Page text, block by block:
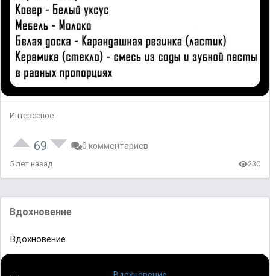
Интересное
69 0 комментариев
5 лет назад 230
Вдохновение
Вдохновение